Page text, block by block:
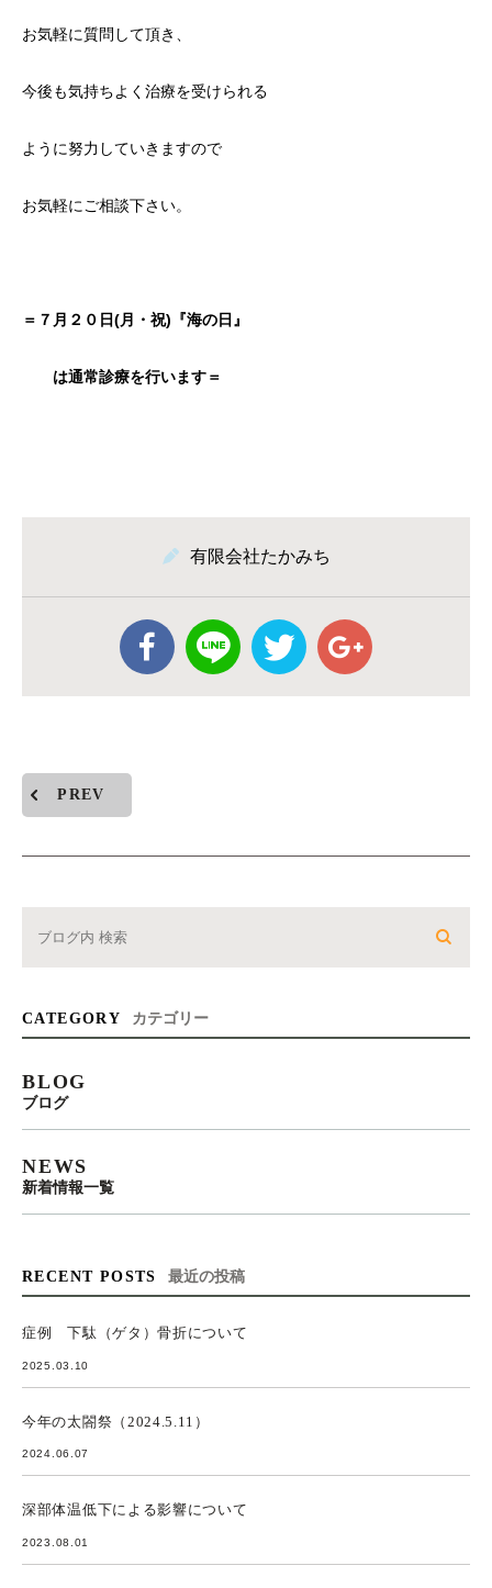
お気軽に質問して頂き、
今後も気持ちよく治療を受けられる
ように努力していきますので
お気軽にご相談下さい。
＝７月２０日(月・祝)『海の日』
は通常診療を行います＝
有限会社たかみち
PREV
CATEGORY カテゴリー
BLOG
ブログ
NEWS
新着情報一覧
RECENT POSTS 最近の投稿
症例 下駄（ゲタ）骨折について
2025.03.10
今年の太閤祭（2024.5.11）
2024.06.07
深部体温低下による影響について
2023.08.01